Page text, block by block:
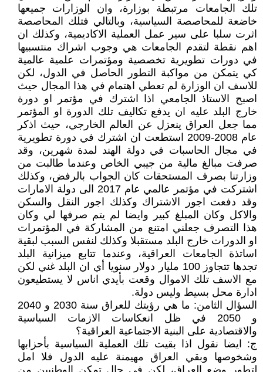
تلك الجامعات مرتبطة بوزارة، وان الوزارات جميعها
خاضعة للمحاصصة السياسية، وبالتالي فتلك المحاصصة
اثرت سلبا على سير عمل العملية الاكاديمية، وكذلك ان
اهم نقطة لتقدم الجامعات هي وجوب اشراك منتسبيها
في دورات تطويرية تخصصية ومؤتمرات علمية عالمية
كي يتمكن من مواكبة التطور الحاصل في الدول، لكن
للاسف ان الوزارة لم تعطي اهتمام في هذا المجال حيث
اصبح الاستاذ الجامعي اذا اشترك في مؤتمر او دورة
خارج البلد عليه ان يدفع تكاليف تلك الدورة او المؤتمر
مما جعل العراق ينعزل عن العالم الخارجي، حيث اذكر
عام 2008-2009 استطعت ان اشترك في دورة تطويرية
في مجال الحاسبات في دولة الهند لمدة شهرين، وقد
صرفت مبالغ مالية من جيبي الخاص وعندما طالبت من
وزارتنا بصرف المستحقات كان الجواب بالرفض، وكذلك
اشتركت في مؤتمر عالمي عام 2017 الى دولة الامارات
وقد دفعت اجور الاشتراك وكذلك اجور النقل والسكن
والاكل وكان المبلغ كبير وايضا لم يتم صرفها لي وكان
هذا التصرف جعلني امتنع من المشاركة في المؤتمرات
او الدورات خارج البلد مستقبلا وكذلك لنفس السبب لبقية
اساتذة الجامعات العراقية، وعندما تتابع ميزانية البلد
تجدها تتجاوز 100 مليار دولار سنويا أي ان البلد غني لكن
مع الاسف تلك الاموال وقعت بأيدي اناس لا يستطيعون
ادارة محل بسيط وليس دولة.
السؤال الثامن: ما هي رؤيتك للعراق سنة 2030 و 2040
و 2050 في ظل انعكاسات الازمات السياسية
والاقتصادية على البنية الاجتماعية العراقية؟
ج: ايضا نقول اذا بقيت تلك العملية السياسية بأحزابها
وشخوصها وبقي العراق مهيمنة عليه الدول فلا امل